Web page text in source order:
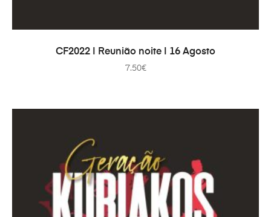
COMPRAR
CF2022 | Reunião noite | 16 Agosto
7.50€